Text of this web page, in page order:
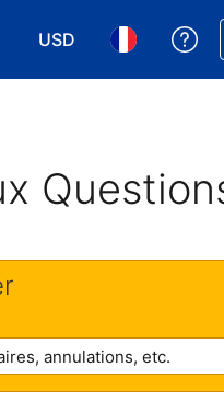
USD
Choisissez votre
Choisissez